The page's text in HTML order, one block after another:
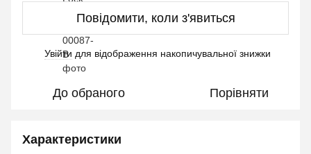
Повідомити, коли з'явиться
Увійти для відображення накопичувальної знижки
До обраного Порівняти
Характеристики